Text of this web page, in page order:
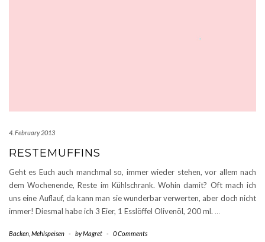
4. February 2013
RESTEMUFFINS
Geht es Euch auch manchmal so, immer wieder stehen, vor allem nach
dem Wochenende, Reste im Kühlschrank. Wohin damit? Oft mach ich
uns eine Auflauf, da kann man sie wunderbar verwerten, aber doch nicht
immer! Diesmal habe ich 3 Eier, 1 Esslöffel Olivenöl, 200 ml. …
Backen Mehlspeisen - byMagret - 0 Comments